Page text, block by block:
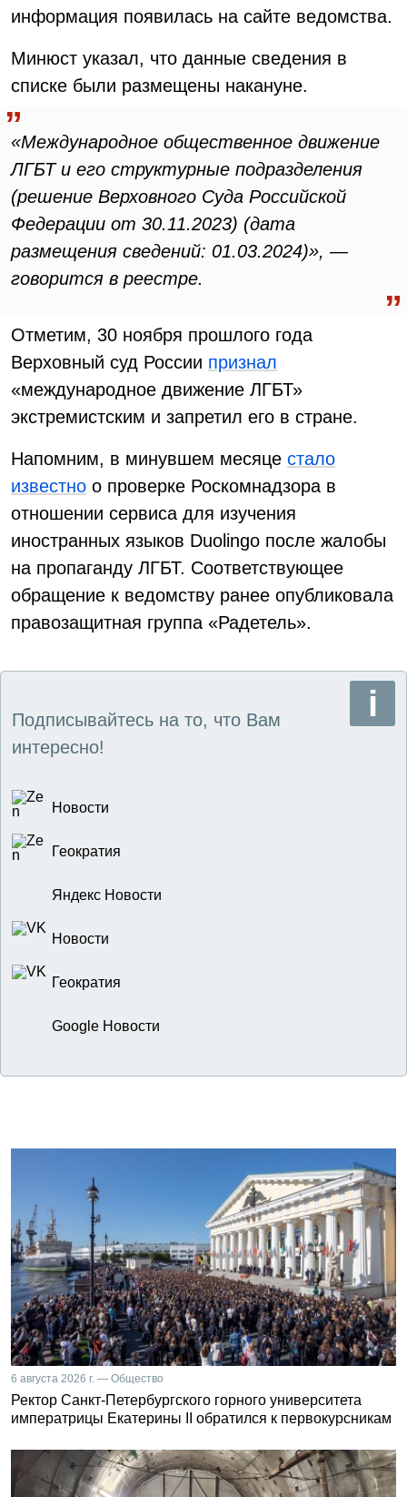
информация появилась на сайте ведомства.
Минюст указал, что данные сведения в
списке были размещены накануне.
«Международное общественное движение
ЛГБТ и его структурные подразделения
(решение Верховного Суда Российской
Федерации от 30.11.2023) (дата
размещения сведений: 01.03.2024)», —
говорится в реестре.
Отметим, 30 ноября прошлого года
Верховный суд России признал
«международное движение ЛГБТ»
экстремистским и запретил его в стране.
Напомним, в минувшем месяце стало
известно о проверке Роскомнадзора в
отношении сервиса для изучения
иностранных языков Duolingo после жалобы
на пропаганду ЛГБТ. Соответствующее
обращение к ведомству ранее опубликовала
правозащитная группа «Радетель».
Подписывайтесь на то, что Вам
интересно!
Новости
Геократия
Яндекс Новости
Новости
Геократия
Google Новости
6 августа 2026 г. — Общество
Ректор Санкт-Петербургского горного университета
императрицы Екатерины II обратился к первокурсникам